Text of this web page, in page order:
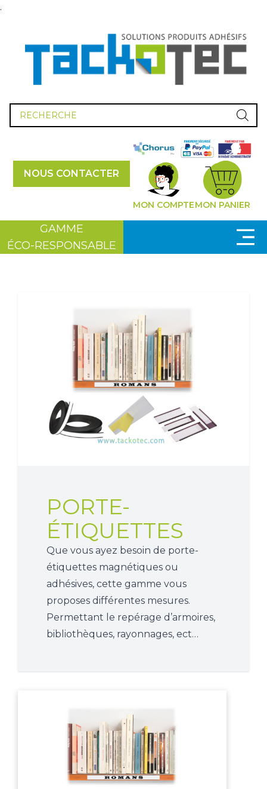
.
Recherche
de
produits
NOUS CONTACTER
MON COMPTEMON PANIER
GAMME
ÉCO-RESPONSABLE
PORTE-
ÉTIQUETTES
Que vous ayez besoin de porte-
étiquettes magnétiques ou
adhésives, cette gamme vous
proposes différentes mesures.
Permettant le repérage d’armoires,
bibliothèques, rayonnages, ect…